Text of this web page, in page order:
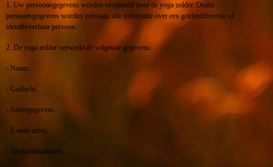
1. Uw persoonsgegevens worden verzameld door de yoga zolder. Onder
persoonsgegevens worden verstaan; alle informatie over een geïdentificeerde of
identificeerbaar persoon.
2. De yoga zolder verwerkt de volgende gegevens:
- Naam.
- Geslacht.
- Adresgegevens.
- E-mail adres.
- Telefoonnummers.